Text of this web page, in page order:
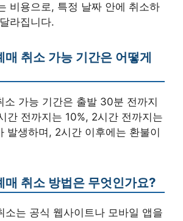
비용으로, 특정 날짜 안에 취소하
라집니다.
취소 가능 기간은 어떻게
소 가능 기간은 출발 30분 전까지
간 전까지는 10%, 2시간 전까지는
발생하며, 2시간 이후에는 환불이
취소 방법은 무엇인가요?
소는 공식 웹사이트나 모바일 앱을